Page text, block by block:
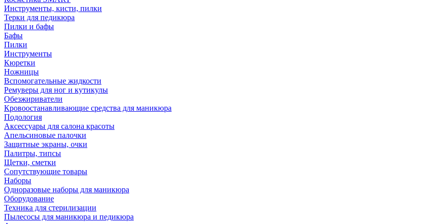
Инструменты, кисти, пилки
Терки для педикюра
Пилки и бафы
Бафы
Пилки
Инструменты
Кюретки
Ножницы
Вспомогательные жидкости
Ремуверы для ног и кутикулы
Обезжириватели
Кровоостанавливающие средства для маникюра
Подология
Аксессуары для салона красоты
Апельсиновые палочки
Защитные экраны, очки
Палитры, типсы
Щетки, сметки
Сопутствующие товары
Наборы
Одноразовые наборы для маникюра
Оборудование
Техника для стерилизации
Пылесосы для маникюра и педикюра